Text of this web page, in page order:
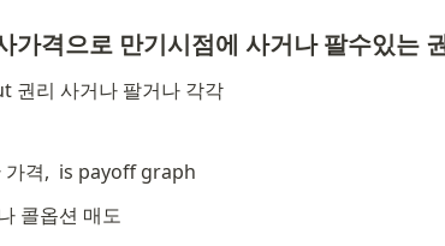
가격으로 만기시점에 사거나 팔수있는
권리 사거나 팔거나 각각
격, is payoff graph
콜옵션 매도